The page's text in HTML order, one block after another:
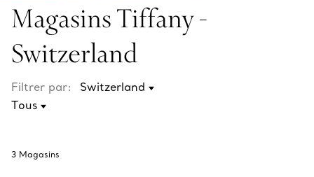
Magasins Tiffany -
Switzerland
Filtrer par:
3 Magasins